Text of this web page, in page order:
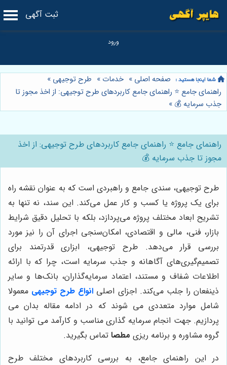
ثبت آگهی
صفحه اصلی » خدمات » طرح توجیهی »
راهنمای جامع ⭐️ راهنمای جامع کاربردهای طرح توجیهی: از اخذ مجوز تا
جذب سرمایه 💰 »
راهنمای جامع ⭐️ راهنمای جامع کاربردهای طرح توجیهی: از اخذ
مجوز تا جذب سرمایه 💰
طرح توجیهی، سندی جامع و راهبردی است که به عنوان نقشه راه
برای یک پروژه یا کسب و کار عمل می‌کند. این سند، نه تنها به
تشریح ابعاد مختلف پروژه می‌پردازد، بلکه با تحلیل دقیق شرایط
بازار، فنی، مالی و اقتصادی، امکان‌سنجی اجرای آن را نیز مورد
بررسی قرار می‌دهد. طرح توجیهی، ابزاری قدرتمند برای
تصمیم‌گیری‌های آگاهانه و جذب سرمایه است، چرا که با ارائه
اطلاعات شفاف و مستند، اعتماد سرمایه‌گذاران، بانک‌ها و سایر
ذینفعان را جلب می‌کند. اجزای اصلی انواع طرح توجیهی معمولا
شامل موارد متعددی می شوند که در ادامه مقاله بدان می
پردازیم. جهت انجام سرمایه گذاری مناسب و کارآمد می توانید با
گروه مشاوره و برنامه ریزی مطصا تماس بگیرید.
در این راهنمای جامع، به بررسی کاربردهای مختلف طرح